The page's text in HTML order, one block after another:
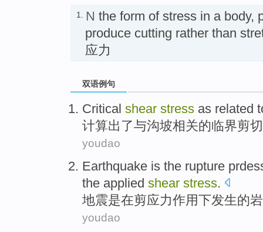
1. N the form of stress in a body,
produce cutting rather than
应力
双语例句
Critical shear stress as related
计算出 了与沟坡相关的临界剪切
youdao
Earthquake is the rupture
the applied shear stress.
地震是在剪应力作用下发生的
youdao